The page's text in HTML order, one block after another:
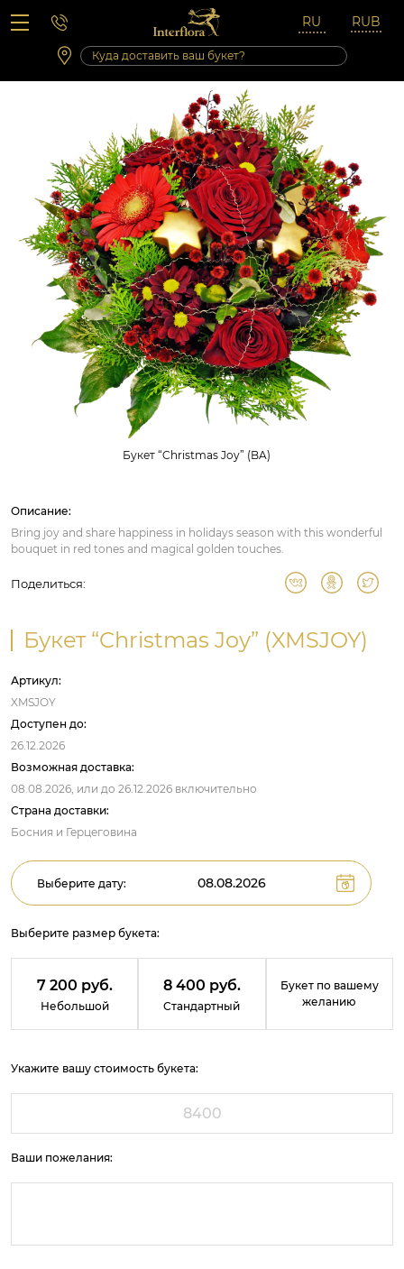
Вопросы-ответы
Сб 10:00 ‐ 14:00
Выходные и праздничные дни
Букет “Christmas Joy” (BA)
Описание:
Bring joy and share happiness in holidays season with this wonderful
bouquet in red tones and magical golden touches.
Поделиться:
Букет “Christmas Joy” (XMSJOY)
Артикул:
XMSJOY
Доступен до:
26.12.2026
Возможная доставка:
08.08.2026, или до 26.12.2026 включительно
Страна доставки:
Босния и Герцеговина
Выберите дату:
Выберите размер букета:
7 200 руб.
Небольшой
8 400 руб.
Стандартный
Букет по вашему
желанию
Укажите вашу стоимость букета:
Ваши пожелания: